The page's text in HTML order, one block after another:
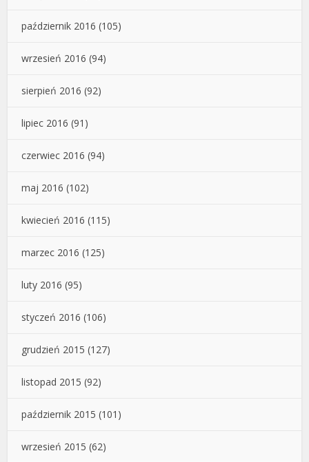
październik 2016 (105)
wrzesień 2016 (94)
sierpień 2016 (92)
lipiec 2016 (91)
czerwiec 2016 (94)
maj 2016 (102)
kwiecień 2016 (115)
marzec 2016 (125)
luty 2016 (95)
styczeń 2016 (106)
grudzień 2015 (127)
listopad 2015 (92)
październik 2015 (101)
wrzesień 2015 (62)